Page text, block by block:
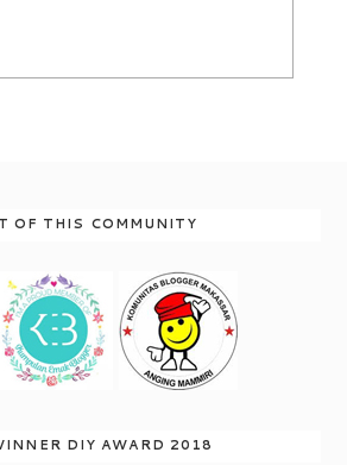
OF THIS COMMUNITY
DIY AWARD 2018